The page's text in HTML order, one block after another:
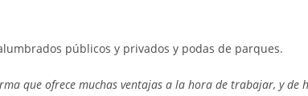
públicos y privados y podas de parques.
que ofrece muchas ventajas a la hora de trabajar, y de